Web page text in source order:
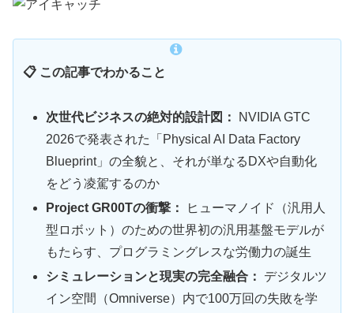
📋 この記事でわかること
次世代ビジネスの絶対的設計図：
NVIDIA GTC
2026で発表された「Physical AI Data Factory
Blueprint」の全貌と、それが単なるDXや自動化
をどう凌駕するのか
Project GR00Tの衝撃：
ヒューマノイド（汎用人
型ロボット）のための世界初の汎用基盤モデルが
もたらす、プログラミングレスな労働力の誕生
シミュレーションと現実の完全融合：
デジタルツ
イン空間（Omniverse）内で100万回の失敗を学